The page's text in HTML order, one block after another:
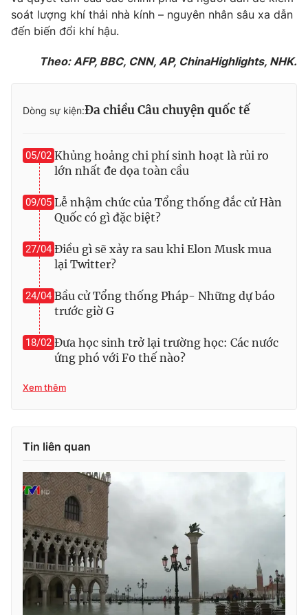
soát lượng khí thải nhà kính – nguyên nhân sâu xa dẫn
đến biến đổi khí hậu.
Theo: AFP, BBC, CNN, AP, ChinaHighlights, NHK.
Dòng sự kiện:Đa chiều Câu chuyện quốc tế
05/02 Khủng hoảng chi phí sinh hoạt là rủi ro
lớn nhất đe dọa toàn cầu
09/05 Lễ nhậm chức của Tổng thống đắc cử Hàn
Quốc có gì đặc biệt?
27/04 Điều gì sẽ xảy ra sau khi Elon Musk mua
lại Twitter?
24/04 Bầu cử Tổng thống Pháp- Những dự báo
trước giờ G
18/02 Đưa học sinh trở lại trường học: Các nước
ứng phó với F0 thế nào?
Xem thêm
Tin liên quan